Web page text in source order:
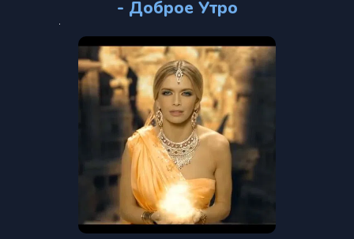
- Доброе Утро